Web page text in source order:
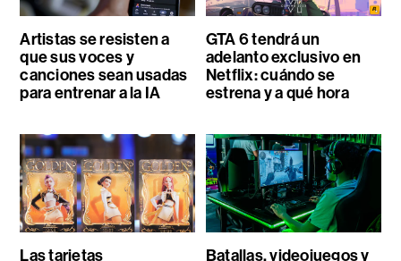
Artistas se resisten a
que sus voces y
canciones sean usadas
para entrenar a la IA
GTA 6 tendrá un
adelanto exclusivo en
Netflix: cuándo se
estrena y a qué hora
Las tarjetas
Batallas, videojuegos y